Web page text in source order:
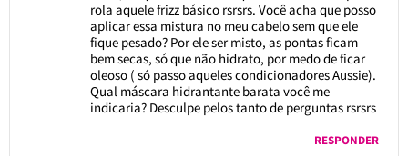
rola aquele frizz básico rsrsrs. Você acha que posso
aplicar essa mistura no meu cabelo sem que ele
fique pesado? Por ele ser misto, as pontas ficam
bem secas, só que não hidrato, por medo de ficar
oleoso ( só passo aqueles condicionadores Aussie).
Qual máscara hidrantante barata você me
indicaria? Desculpe pelos tanto de perguntas rsrsrs
RESPONDER